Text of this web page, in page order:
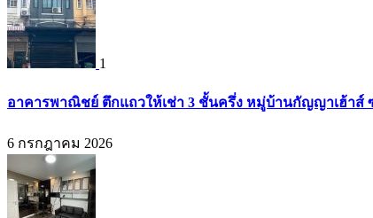
1
อาคารพาณิชย์ ตึกแถวให้เช่า 3 ชั้นครึ่ง หมู่บ้านกัญญาเฮ้าส์ ซ
6 กรกฎาคม 2026